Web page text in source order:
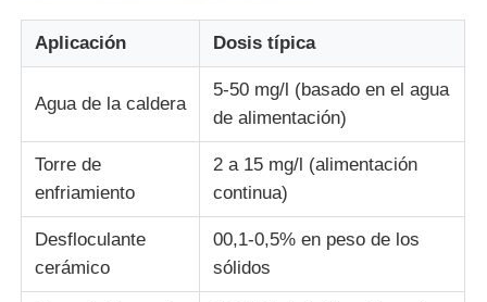
Aplicación Dosis típica
Agua de la caldera
5-50 mg/l (basado en el agua
de alimentación)
Torre de
enfriamiento
2 a 15 mg/l (alimentación
continua)
Desfloculante
cerámico
00,1-0,5% en peso de los
sólidos